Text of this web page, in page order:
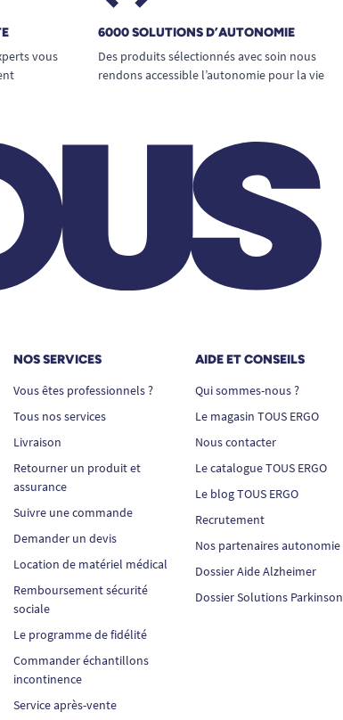
vous
6000 SOLUTIONS D’AUTONOMIE
Des produits sélectionnés avec soin nous
rendons accessible l’autonomie pour la vie
NOS SERVICES
Vous êtes professionnels ?
Tous nos services
Livraison
Retourner un produit et
assurance
Suivre une commande
Demander un devis
Location de matériel médical
Remboursement sécurité
sociale
Le programme de fidélité
Commander échantillons
incontinence
Service après-vente
AIDE ET CONSEILS
Qui sommes-nous ?
Le magasin TOUS ERGO
Nous contacter
Le catalogue TOUS ERGO
Le blog TOUS ERGO
Recrutement
Nos partenaires autonomie
Dossier Aide Alzheimer
Dossier Solutions Parkinson